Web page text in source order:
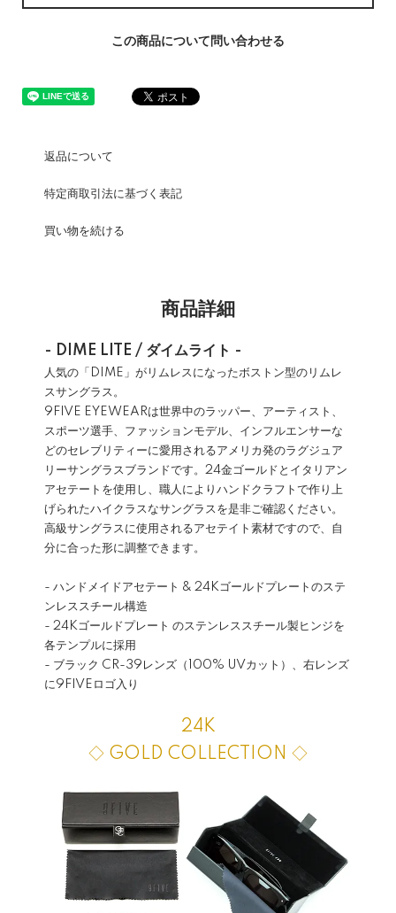
この商品について問い合わせる
返品について
特定商取引法に基づく表記
買い物を続ける
商品詳細
- DIME LITE / ダイムライト -
人気の「DIME」がリムレスになったボストン型のリムレ
スサングラス。
9FIVE EYEWEARは世界中のラッパー、アーティスト、
スポーツ選手、ファッションモデル、インフルエンサーな
どのセレブリティーに愛用されるアメリカ発のラグジュア
リーサングラスブランドです。24金ゴールドとイタリアン
アセテートを使用し、職人によりハンドクラフトで作り上
げられたハイクラスなサングラスを是非ご確認ください。
高級サングラスに使用されるアセテイト素材ですので、自
分に合った形に調整できます。
- ハンドメイドアセテート & 24Kゴールドプレートのステ
ンレススチール構造
- 24Kゴールドプレート のステンレススチール製ヒンジを
各テンプルに採用
- ブラック CR-39レンズ（100% UVカット）、右レンズ
に9FIVEロゴ入り
24K
◇ GOLD COLLECTION ◇